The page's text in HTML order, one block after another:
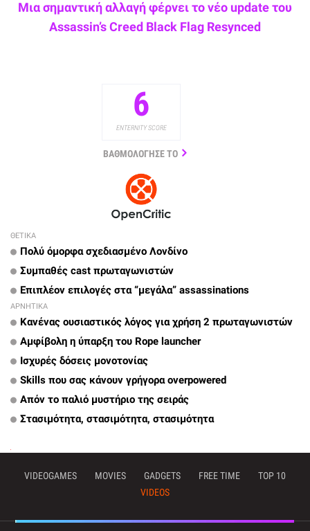
Μια σημαντική αλλαγή φέρνει το νέο update του
Assassin’s Creed Black Flag Resynced
6
ENTERNITY SCORE
ΒΑΘΜΟΛΟΓΗΣΕ ΤΟ
ΘΕΤΙΚΑ
Πολύ όμορφα σχεδιασμένο Λονδίνο
Συμπαθές cast πρωταγωνιστών
Επιπλέον επιλογές στα “μεγάλα” assassinations
ΑΡΝΗΤΙΚΑ
Κανένας ουσιαστικός λόγος για χρήση 2 πρωταγωνιστών
Αμφίβολη η ύπαρξη του Rope launcher
Ισχυρές δόσεις μονοτονίας
Skills που σας κάνουν γρήγορα overpowered
Απόν το παλιό μυστήριο της σειράς
Στασιμότητα, στασιμότητα, στασιμότητα
VIDEOGAMES MOVIES GADGETS FREE TIME
TOP 10
VIDEOS